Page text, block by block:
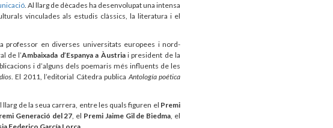
. Al llarg de dècades ha desenvolupat una intensa
vinculades als estudis clàssics, la literatura i el
professor en diverses universitats europees i nord-
de l’Ambaixada d’Espanya a Àustriai president de la
i d’alguns dels poemaris més influents de les
. El 2011, l’editorial Cátedra publica Antología poética
de la seua carrera, entre les quals figuren el Premi
Generació del 27, el Premi Jaime Gil de Biedma, el